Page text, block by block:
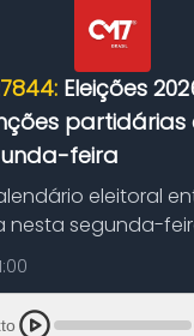
Eleições
partidárias
feira
eleitoral
nesta segunda-
destinado às
Até 5 de agosto,
poderão oficializa...